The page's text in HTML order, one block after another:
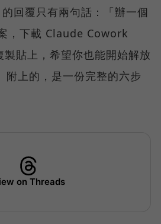
的回覆只有兩句話：「辦一個
，下載 Claude Cowork
貼上，希望你也能開始解放
附上的，是一份完整的六步